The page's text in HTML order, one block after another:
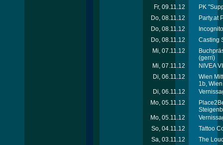
Fr, 09.11.12
PK
Do, 08.11.12
Party.at
Do, 08.11.12
Do, 08.11.12
Casting
Mi, 07.11.12
(gerri)
Mi, 07.11.12
NIVEA
Di, 06.11.12
Wien
1b, Wien
Di, 06.11.12
Mo, 05.11.12
Mo, 05.11.12
So, 04.11.12
Tattoo
Sa, 03.11.12
The